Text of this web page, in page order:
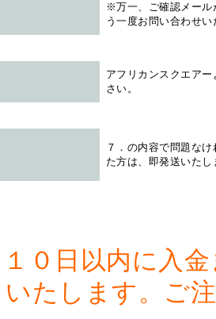
※万一、ご確認メール
う一度お問い合わせ
アフリカンスクエアー
さい。
７．の内容で問題な
た方は、即発送いたし
０日以内に入
たします。ご